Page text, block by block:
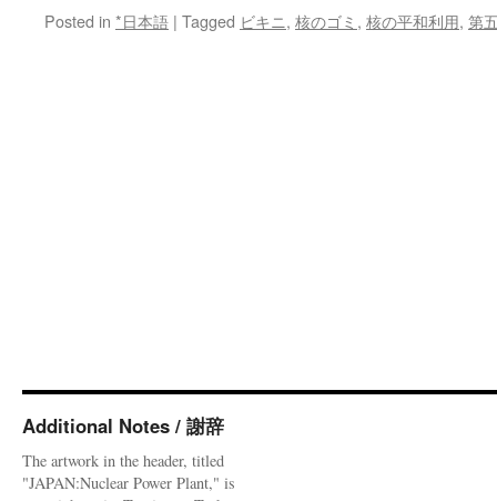
Posted in *日本語 | Tagged ビキニ, 核のゴミ , 核の平和利用, 第
Additional Notes / 謝辞
The artwork in the header, titled
"JAPAN:Nuclear Power Plant," is